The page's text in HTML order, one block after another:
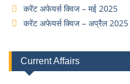
करेंट अफेयर्स क्विज – मई 2025
करेंट अफेयर्स क्विज – अप्रैल 2025
Current Affairs